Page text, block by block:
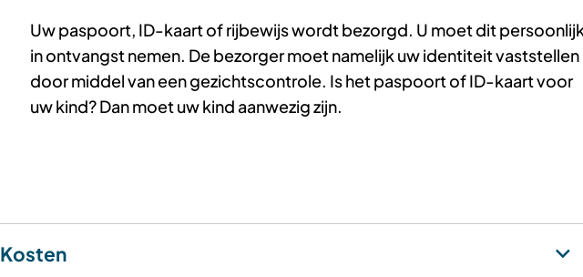
Uw paspoort, ID-kaart of rijbewijs wordt bezorgd. U moet dit
in ontvangst nemen. De bezorger moet namelijk uw identiteit vaststellen
door middel van een gezichtscontrole. Is het paspoort of ID-kaart voor
uw kind? Dan moet uw kind aanwezig zijn.
Kosten